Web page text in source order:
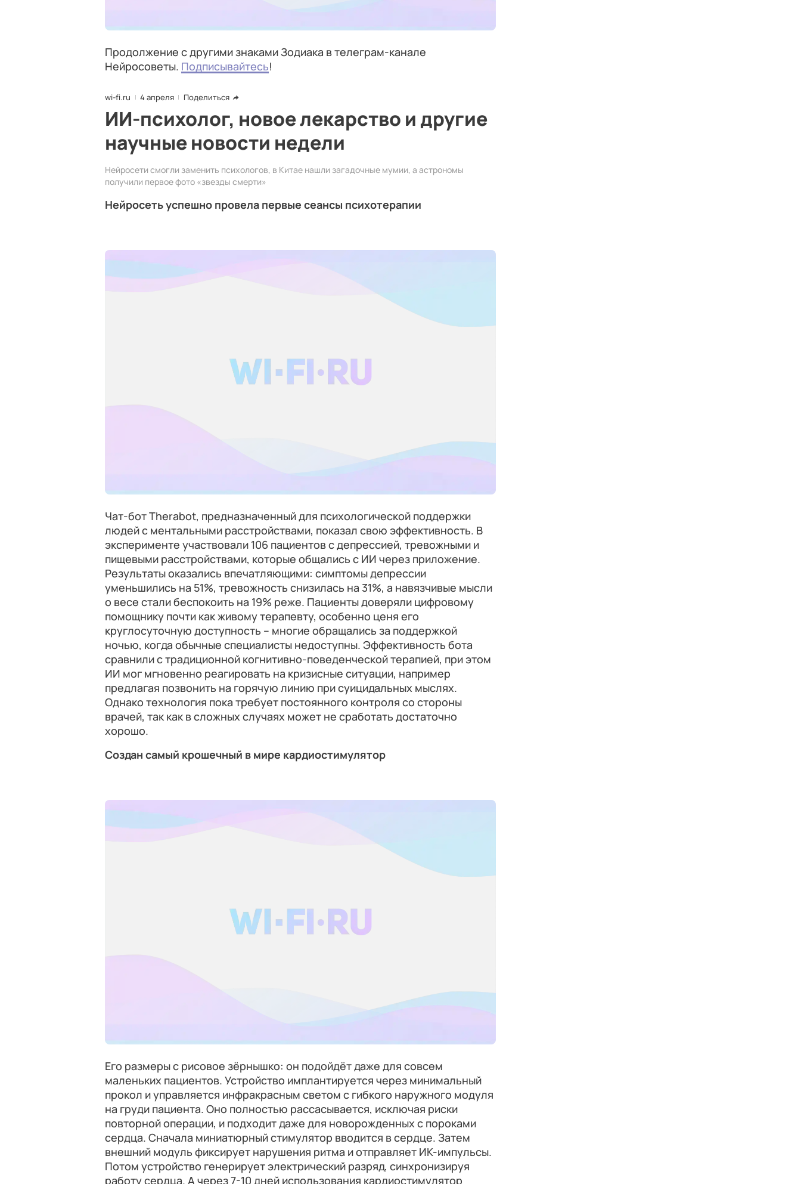
Продолжение с другими знаками Зодиака в телеграм-канале
Нейросоветы. Подписывайтесь!
wi-fi.ru 4 апреля Поделиться
ИИ-психолог, новое лекарство и другие
научные новости недели
Нейросети смогли заменить психологов, в Китае нашли загадочные мумии, а астрономы
получили первое фото «звезды смерти»
Нейросеть успешно провела первые сеансы психотерапии
Чат-бот Therabot, предназначенный для психологической поддержки
людей с ментальными расстройствами, показал свою эффективность. В
эксперименте участвовали 106 пациентов с депрессией, тревожными и
пищевыми расстройствами, которые общались с ИИ через приложение.
Результаты оказались впечатляющими: симптомы депрессии
уменьшились на 51%, тревожность снизилась на 31%, а навязчивые мысли
о весе стали беспокоить на 19% реже. Пациенты доверяли цифровому
помощнику почти как живому терапевту, особенно ценя его
круглосуточную доступность – многие обращались за поддержкой
ночью, когда обычные специалисты недоступны. Эффективность бота
сравнили с традиционной когнитивно-поведенческой терапией, при этом
ИИ мог мгновенно реагировать на кризисные ситуации, например
предлагая позвонить на горячую линию при суицидальных мыслях.
Однако технология пока требует постоянного контроля со стороны
врачей, так как в сложных случаях может не сработать достаточно
хорошо.
Создан самый крошечный в мире кардиостимулятор
Его размеры с рисовое зёрнышко: он подойдёт даже для совсем
маленьких пациентов. Устройство имплантируется через минимальный
прокол и управляется инфракрасным светом с гибкого наружного модуля
на груди пациента. Оно полностью рассасывается, исключая риски
повторной операции, и подходит даже для новорожденных с пороками
сердца. Сначала миниатюрный стимулятор вводится в сердце. Затем
внешний модуль фиксирует нарушения ритма и отправляет ИК-импульсы.
Потом устройство генерирует электрический разряд, синхронизируя
работу сердца. А через 7-10 дней использования кардиостимулятор